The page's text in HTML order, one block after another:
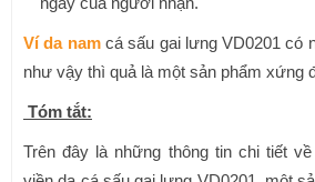
Ví da namcá sấu gai lưng VD0201 có
như vậy thì quả là một sản phẩm xứng
Tóm tắt:
Trên đây là những thông tin chi tiết